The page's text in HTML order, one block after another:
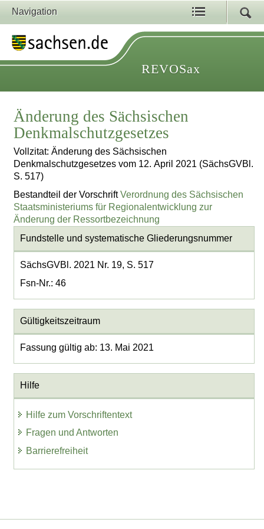
Navigation
REVOSax
Änderung des Sächsischen
Denkmalschutzgesetzes
Vollzitat: Änderung des Sächsischen
Denkmalschutzgesetzes vom 12. April 2021 (SächsGVBl.
S. 517)
Bestandteil der VorschriftVerordnung des Sächsischen
Staatsministeriums für Regionalentwicklung zur
Änderung der Ressortbezeichnung
Fundstelle und systematische Gliederungsnummer
SächsGVBl. 2021 Nr. 19, S. 517
Fsn-Nr.: 46
Gültigkeitszeitraum
Fassung gültig ab: 13. Mai 2021
Hilfe
Hilfe zum Vorschriftentext
Fragen und Antworten
Barrierefreiheit